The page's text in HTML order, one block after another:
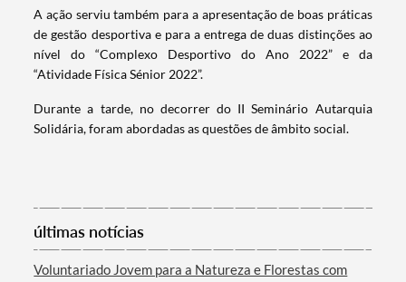
Termo de Pesquisa
Categorias gerais
A ação serviu também para a apresentação de boas práticas
de gestão desportiva e para a entrega de duas distinções ao
nível do “Complexo Desportivo do Ano 2022” e da
“Atividade Física Sénior 2022”.
Durante a tarde, no decorrer do II Seminário Autarquia
Solidária, foram abordadas as questões de âmbito social.
últimas notícias
Voluntariado Jovem para a Natureza e Florestas com